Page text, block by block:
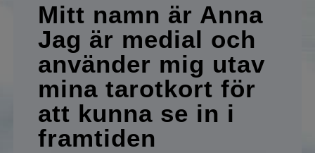
Mitt namn är Anna
Jag är medial och
använder mig utav
mina tarotkort för
att kunna se in i
framtiden